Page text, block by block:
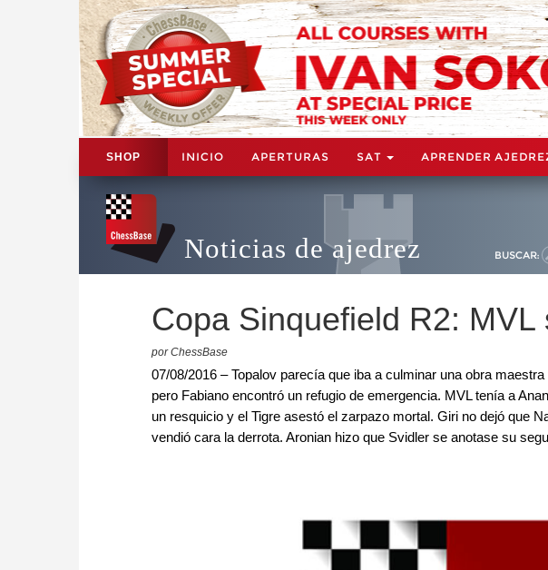
SHOP INICIO APERTURAS SAT APRENDER
Noticias de ajedrez BUSCAR:
Copa Sinquefield R2:
por ChessBase
07/08/2016 – Topalov parecía que iba a culminar una obra
pero Fabiano encontró un refugio de emergencia. MVL tenía a
un resquicio y el Tigre asestó el zarpazo mortal. Giri no dejó que
vendió cara la derrota. Aronian hizo que Svidler se anotase su